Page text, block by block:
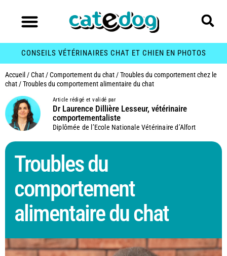
CONSEILS VÉTÉRINAIRES CHAT ET CHIEN EN PHOTOS
Accueil /Chat /Comportement du chat /Troubles du comportement chez le
chat /Troubles du comportement alimentaire du chat
Article rédigé et validé par
Dr Laurence Dillière Lesseur, vétérinaire
comportementaliste
Diplômée de l’Ecole Nationale Vétérinaire d’Alfort
Troubles du
comportement
alimentaire du chat